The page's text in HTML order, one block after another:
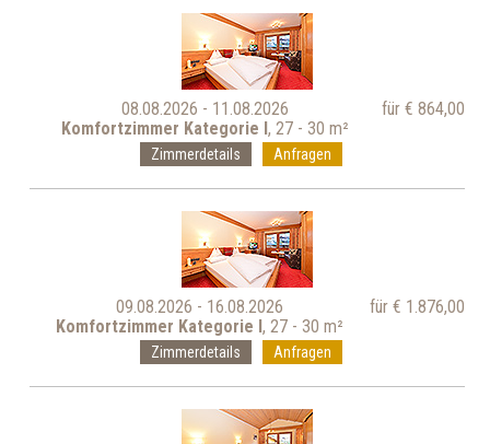
08.08.2026 - 11.08.2026
für € 864,00
Komfortzimmer Kategorie I, 27 - 30 m²
Zimmerdetails Anfragen
09.08.2026 - 16.08.2026
für € 1.876,00
Komfortzimmer Kategorie I, 27 - 30 m²
Zimmerdetails Anfragen